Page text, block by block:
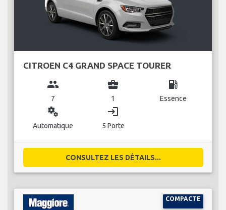
CITROEN C4 GRAND SPACE TOURER
group
7
business_center
1
local_gas_station
Essence
miscellaneous_services
Automatique
login
5 Porte
CONSULTEZ LES DÉTAILS...
COMPACTE